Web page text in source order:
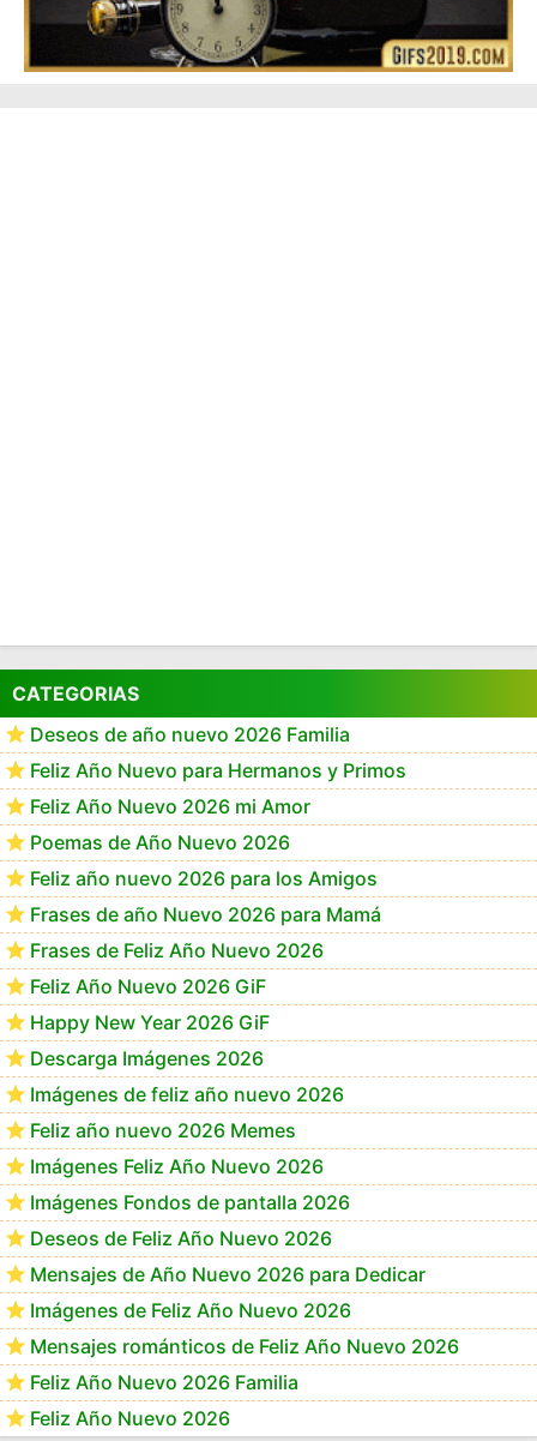
CATEGORIAS
Deseos de año nuevo 2026 Familia
Feliz Año Nuevo para Hermanos y Primos
Feliz Año Nuevo 2026 mi Amor
Poemas de Año Nuevo 2026
Feliz año nuevo 2026 para los Amigos
Frases de año Nuevo 2026 para Mamá
Frases de Feliz Año Nuevo 2026
Feliz Año Nuevo 2026 GiF
Happy New Year 2026 GiF
Descarga Imágenes 2026
Imágenes de feliz año nuevo 2026
Feliz año nuevo 2026 Memes
Imágenes Feliz Año Nuevo 2026
Imágenes Fondos de pantalla 2026
Deseos de Feliz Año Nuevo 2026
Mensajes de Año Nuevo 2026 para Dedicar
Imágenes de Feliz Año Nuevo 2026
Mensajes románticos de Feliz Año Nuevo 2026
Feliz Año Nuevo 2026 Familia
Feliz Año Nuevo 2026